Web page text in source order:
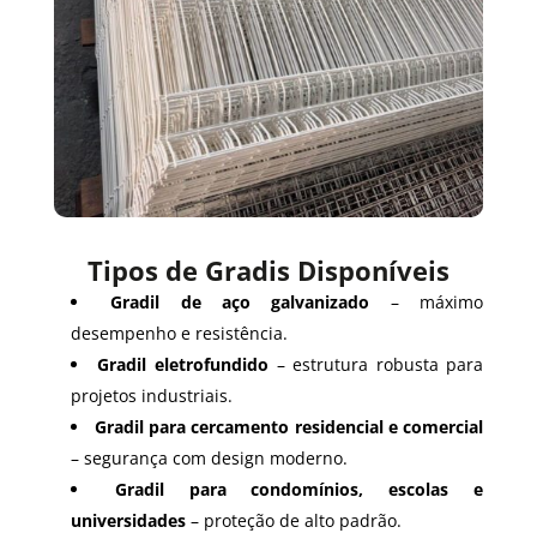
Tipos de Gradis Disponíveis
Gradil de aço galvanizado – máximo
desempenho e resistência.
Gradil eletrofundido – estrutura robusta para
projetos industriais.
Gradil para cercamento residencial e comercial
– segurança com design moderno.
Gradil para condomínios, escolas e
universidades– proteção de alto padrão.